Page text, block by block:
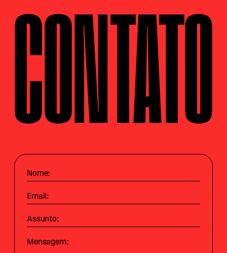
CONTATO
Nome:
Email:
Assunto:
Mensagem: